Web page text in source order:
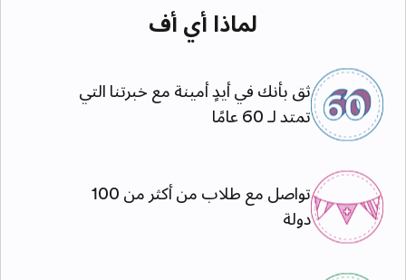
لماذا أي أف
ثق بأنك في أيدٍ أمينة مع خبرتنا التي
تمتد لـ 60 عامًا
تواصل مع طلاب من أكثر من 100
دولة